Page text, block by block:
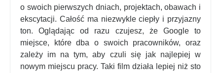
o swoich pierwszych dniach, projektach, obawach i
ekscytacji. Całość ma niezwykle ciepły i przyjazny
ton. Oglądając od razu czujesz, że Google to
miejsce, które dba o swoich pracowników, oraz
zależy im na tym, aby czuli się jak najlepiej w
nowym miejscu pracy. Taki film działa lepiej niż sto